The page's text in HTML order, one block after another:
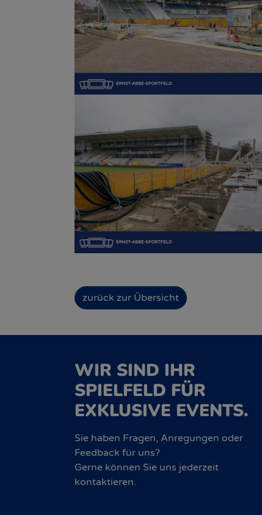
zurück zur Übersicht
WIR SIND IHR
SPIELFELD FÜR
EXKLUSIVE EVENTS.
Sie haben Fragen, Anregungen oder
Feedback für uns?
Gerne können Sie uns jederzeit
kontaktieren.